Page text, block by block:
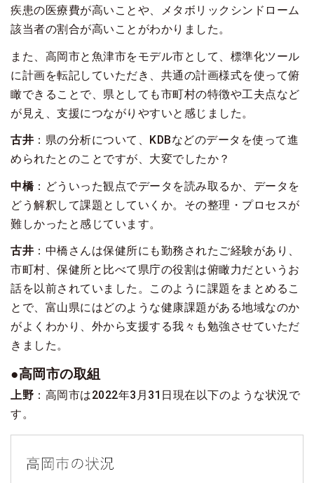
疾患の医療費が高いことや、メタボリックシンドローム
該当者の割合が高いことがわかりました。
また、高岡市と魚津市をモデル市として、標準化ツール
に計画を転記していただき、共通の計画様式を使って俯
瞰できることで、県としても市町村の特徴や工夫点など
が見え、支援につながりやすいと感じました。
古井 ：県の分析について、KDBなどのデータを使って進
められたとのことですが、大変でしたか？
中橋：どういった観点でデータを読み取るか、データを
どう解釈して課題としていくか。その整理・プロセスが
難しかったと感じています。
古井 ：中橋さんは保健所にも勤務されたご経験があり、
市町村、保健所と比べて県庁の役割は俯瞰力だというお
話を以前されていました。このように課題をまとめるこ
とで、富山県にはどのような健康課題がある地域なのか
がよくわかり、外から支援する我々も勉強させていただ
きました。
●高岡市の取組
上野 ：高岡市は2022年3月31日現在以下のような状況で
す。